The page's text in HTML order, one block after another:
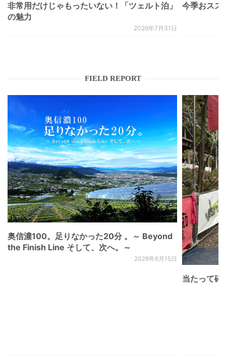
非常用だけじゃもったいない！「ツェルト泊」
の魅力
2026年7月31日
今季おスス
FIELD REPORT
奥信濃100。足りなかった20分 。～ Beyond
the Finish Line そして、次へ。～
2026年6月15日
当たって砕